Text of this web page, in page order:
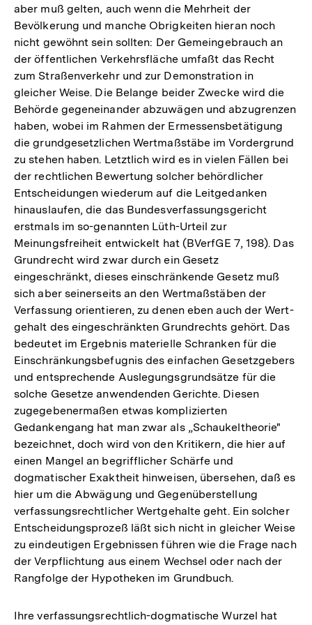
aber muß gelten, auch wenn die Mehrheit der
Bevölkerung und manche Obrigkeiten hieran noch
nicht gewöhnt sein sollten: Der Gemeingebrauch an
der öffentlichen Verkehrsfläche umfaßt das Recht
zum Straßenverkehr und zur Demonstration in
gleicher Weise. Die Belange beider Zwecke wird die
Behörde gegeneinander abzuwägen und abzugrenzen
haben, wobei im Rahmen der Ermessensbetätigung
die grundgesetzlichen Wertmaßstäbe im Vordergrund
zu stehen haben. Letztlich wird es in vielen Fällen bei
der rechtlichen Bewertung solcher behördlicher
Entscheidungen wiederum auf die Leitgedanken
hinauslaufen, die das Bundesverfassungsgericht
erstmals im so-genannten Lüth-Urteil zur
Meinungsfreiheit entwickelt hat (BVerfGE 7, 198). Das
Grundrecht wird zwar durch ein Gesetz
eingeschränkt, dieses einschränkende Gesetz muß
sich aber seinerseits an den Wertmaßstäben der
Verfassung orientieren, zu denen eben auch der Wert-
gehalt des eingeschränkten Grundrechts gehört. Das
bedeutet im Ergebnis materielle Schranken für die
Einschränkungsbefugnis des einfachen Gesetzgebers
und entsprechende Auslegungsgrundsätze für die
solche Gesetze anwendenden Gerichte. Diesen
zugegebenermaßen etwas komplizierten
Gedankengang hat man zwar als „Schaukeltheorie"
bezeichnet, doch wird von den Kritikern, die hier auf
einen Mangel an begrifflicher Schärfe und
dogmatischer Exaktheit hinweisen, übersehen, daß es
hier um die Abwägung und Gegenüberstellung
verfassungsrechtlicher Wertgehalte geht. Ein solcher
Entscheidungsprozeß läßt sich nicht in gleicher Weise
zu eindeutigen Ergebnissen führen wie die Frage nach
der Verpflichtung aus einem Wechsel oder nach der
Rangfolge der Hypotheken im Grundbuch.
Ihre verfassungsrechtlich-dogmatische Wurzel hat